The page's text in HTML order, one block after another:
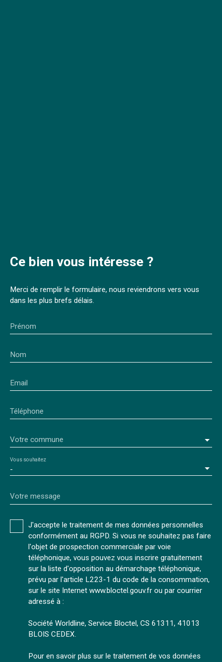
Ce bien vous intéresse ?
Merci de remplir le formulaire, nous reviendrons vers vous
dans les plus brefs délais.
Prénom
Nom
Email
Téléphone
Votre commune
-
Vous souhaitez
Votre message
J'accepte le traitement de mes données personnelles
conformément au RGPD. Si vous ne souhaitez pas faire
l'objet de prospection commerciale par voie
téléphonique, vous pouvez vous inscrire gratuitement
sur la liste d'opposition au démarchage téléphonique,
prévu par l'article L223-1 du code de la consommation,
sur le site Internet www.bloctel.gouv.fr ou par courrier
adressé à :
Société Worldline, Service Bloctel, CS 61311, 41013
BLOIS CEDEX.
Pour en savoir plus sur le traitement de vos données